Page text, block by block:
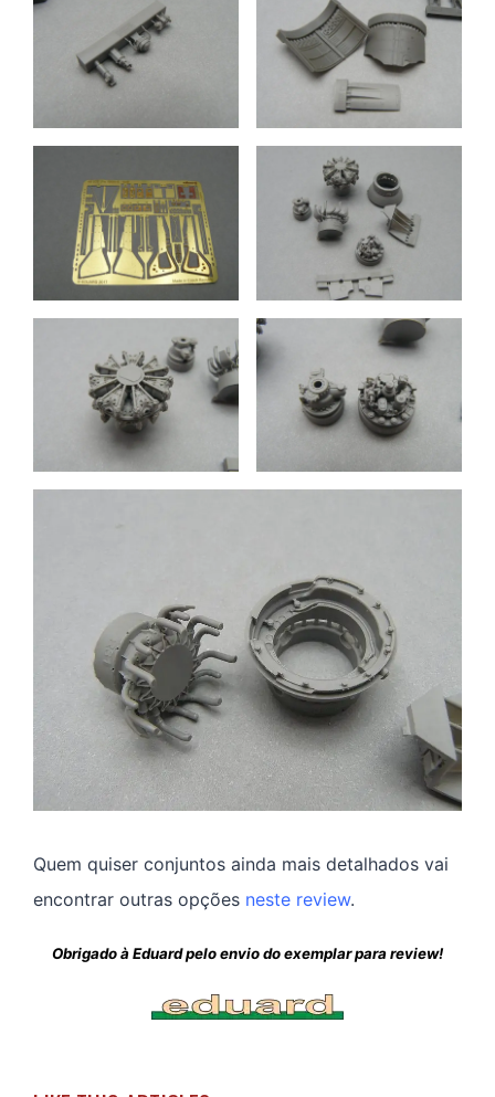
Quem quiser conjuntos ainda mais detalhados vai
encontrar outras opções neste review.
Obrigado à Eduard pelo envio do exemplar para review!